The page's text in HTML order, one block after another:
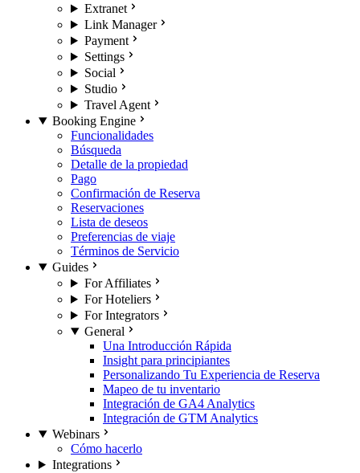
Extranet
Link Manager
Payment
Settings
Social
Studio
Travel Agent
Booking Engine
Funcionalidades
Búsqueda
Detalle de la propiedad
Pago
Confirmación de Reserva
Reservaciones
Lista de deseos
Preferencias de viaje
Términos de Servicio
Guides
For Affiliates
For Hoteliers
For Integrators
General
Una Introducción Rápida
Insight para principiantes
Personalizando Tu Experiencia de Reserva
Mapeo de tu inventario
Integración de GA4 Analytics
Integración de GTM Analytics
Webinars
Cómo hacerlo
Integrations